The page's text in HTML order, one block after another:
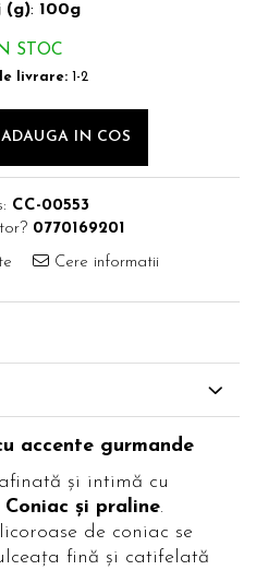
(g): 100g
STOC
livrare:1-2
ADAUGA IN COS
CC-00553
0770169201
Cere informatii
accente gurmande
și intimă cu
Coniac și praline.
de coniac se
fină și catifelată